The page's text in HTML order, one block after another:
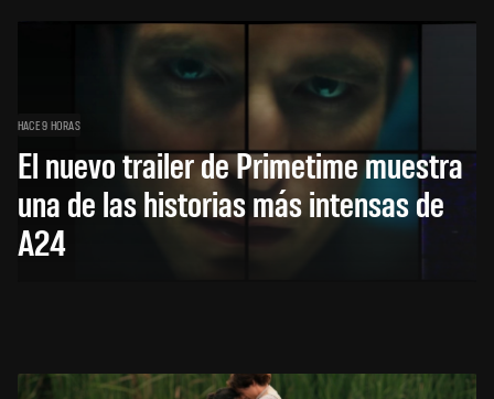
HACE 9 HORAS
El nuevo trailer de Primetime muestra
una de las historias más intensas de
A24